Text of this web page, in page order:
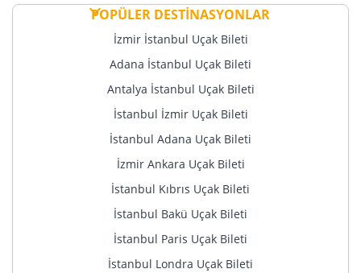
POPÜLER DESTİNASYONLAR
İzmir İstanbul Uçak Bileti
Adana İstanbul Uçak Bileti
Antalya İstanbul Uçak Bileti
İstanbul İzmir Uçak Bileti
İstanbul Adana Uçak Bileti
İzmir Ankara Uçak Bileti
İstanbul Kıbrıs Uçak Bileti
İstanbul Bakü Uçak Bileti
İstanbul Paris Uçak Bileti
İstanbul Londra Uçak Bileti